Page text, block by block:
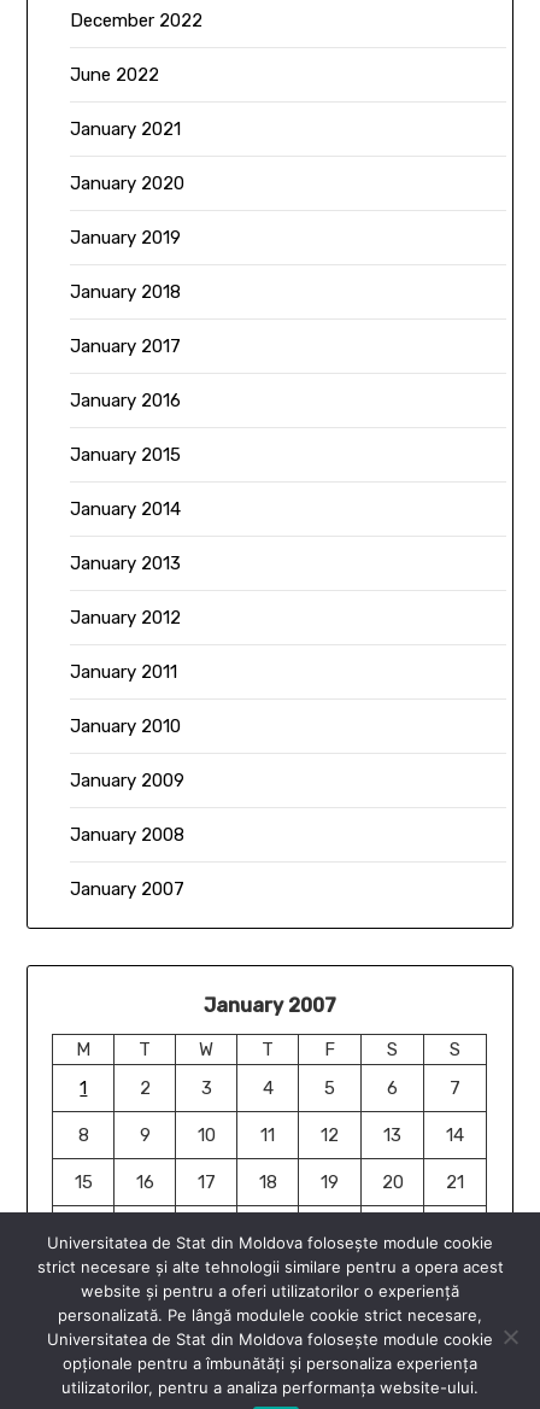
December 2022
June 2022
January 2021
January 2020
January 2019
January 2018
January 2017
January 2016
January 2015
January 2014
January 2013
January 2012
January 2011
January 2010
January 2009
January 2008
January 2007
January 2007
M T W T F S
S
1
2 3 4 5 6 7
8 9 10 11 12 13 14
15 16 17 18 19 20 21
29 30
31
Jan »
Universitatea de Stat din Moldova folosește module cookie
strict necesare și alte tehnologii similare pentru a opera acest
website și pentru a oferi utilizatorilor o experiență
personalizată. Pe lângă modulele cookie strict necesare,
Universitatea de Stat din Moldova folosește module cookie
opționale pentru a îmbunătăți și personaliza experiența
utilizatorilor, pentru a analiza performanța website-ului.